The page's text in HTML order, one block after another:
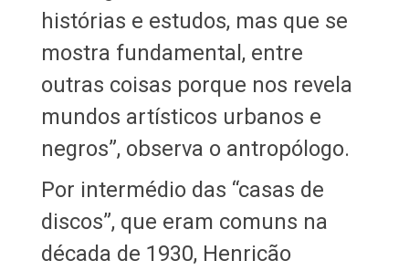
histórias e estudos, mas que se
mostra fundamental, entre
outras coisas porque nos revela
mundos artísticos urbanos e
negros”, observa o antropólogo.
Por intermédio das “casas de
discos”, que eram comuns na
década de 1930, Henricão